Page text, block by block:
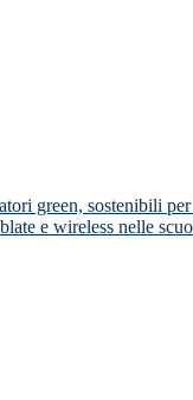
green, sostenibili
e wireless nelle